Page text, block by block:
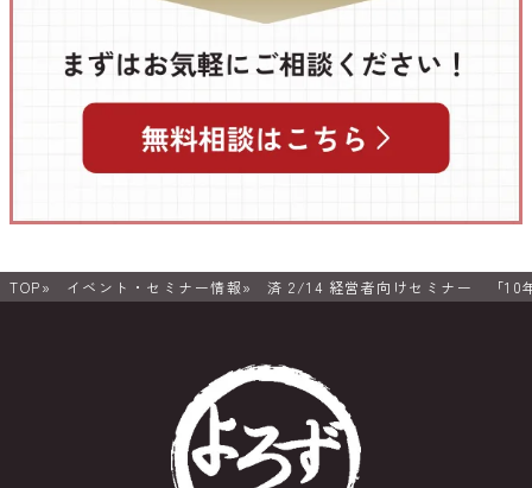
TOP イベント・セミナー情報 済 2/14 経営者向けセミナー 「10